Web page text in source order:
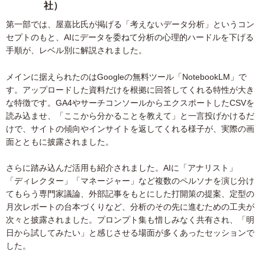
社）
第一部では、屋嘉比氏が掲げる「考えないデータ分析」というコン
セプトのもと、AIにデータを委ねて分析の心理的ハードルを下げる
手順が、レベル別に解説されました。
メインに据えられたのはGoogleの無料ツール「NotebookLM」で
す。アップロードした資料だけを根拠に回答してくれる特性が大き
な特徴です。GA4やサーチコンソールからエクスポートしたCSVを
読み込ませ、「ここから分かることを教えて」と一言投げかけるだ
けで、サイトの傾向やインサイトを返してくれる様子が、実際の画
面とともに披露されました。
さらに踏み込んだ活用も紹介されました。AIに「アナリスト」
「ディレクター」「マネージャー」など複数のペルソナを演じ分け
てもらう専門家議論、外部記事をもとにした打開策の提案、定型の
月次レポートの台本づくりなど、分析のその先に進むための工夫が
次々と披露されました。プロンプト集も惜しみなく共有され、「明
日から試してみたい」と感じさせる場面が多くあったセッションで
した。